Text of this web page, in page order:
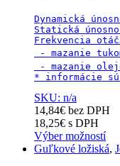
Dynamická
Statická
Frekvencia
- mazanie
- mazanie
* informácie
SKU: n/a
14,84€ bez DPH
18,25€ s DPH
Výber možností
Tento
Guľkové ložiská,